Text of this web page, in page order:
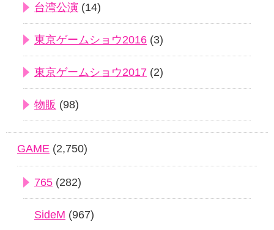
台湾公演 (14)
東京ゲームショウ2016 (3)
東京ゲームショウ2017 (2)
物販 (98)
GAME (2,750)
765 (282)
SideM (967)